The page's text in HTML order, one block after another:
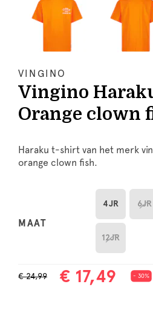
VINGINO
Vingino
Orange clown
Haraku t-shirt van het merk
orange clown fish.
MAAT
4JR 6JR
12JR
€ 24,99 € 17,49 - 30%